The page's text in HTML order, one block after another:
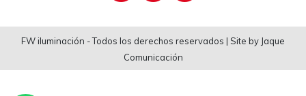
FW iluminación - Todos los derechos reservados | Site by Jaque
Comunicación